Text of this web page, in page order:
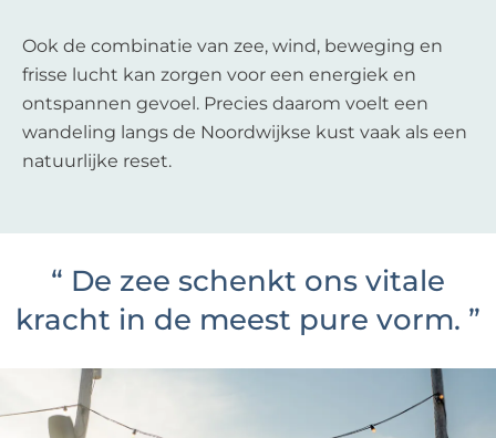
Ook de combinatie van zee, wind, beweging en
frisse lucht kan zorgen voor een energiek en
ontspannen gevoel. Precies daarom voelt een
wandeling langs de Noordwijkse kust vaak als een
natuurlijke reset.
“ De zee schenkt ons vitale
kracht in de meest pure vorm. ”